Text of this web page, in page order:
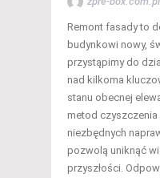
Remont fasady to
budynkowi nowy,
przystąpimy do
nad kilkoma
stanu obecnej
metod
niezbędnych
pozwolą uniknąć
przyszłości.